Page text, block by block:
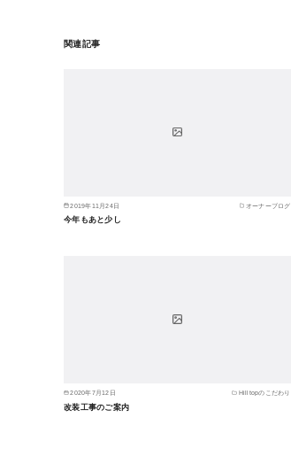
関連記事
2019年11月24日 オーナーブログ
今年もあと少し
2020年7月12日 Hilltopのこだわり
改装工事のご案内